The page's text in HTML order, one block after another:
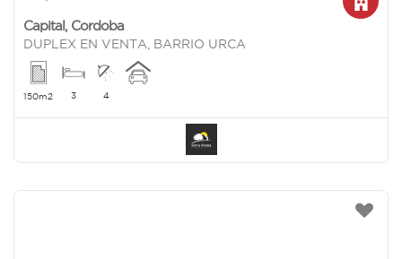
Capital, Cordoba
DUPLEX EN VENTA, BARRIO URCA
150m2 3 4